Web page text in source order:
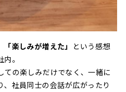
「楽しみが増えた」
という感想
。
ての楽しみだけでなく、一緒に
、社員同士の会話が広がったり